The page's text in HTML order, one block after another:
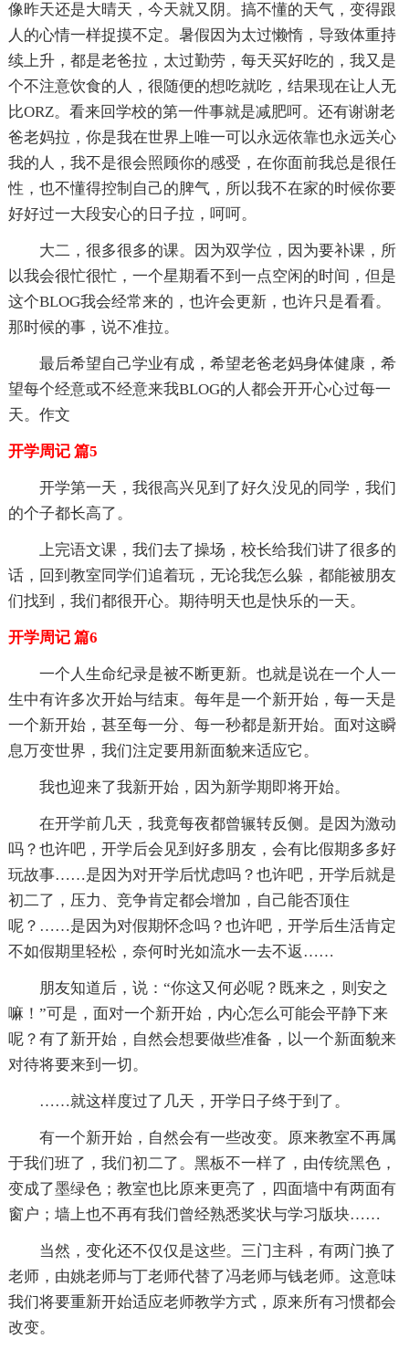
像昨天还是大晴天，今天就又阴。搞不懂的天气，变得跟
人的心情一样捉摸不定。暑假因为太过懒惰，导致体重持
续上升，都是老爸拉，太过勤劳，每天买好吃的，我又是
个不注意饮食的人，很随便的想吃就吃，结果现在让人无
比ORZ。看来回学校的第一件事就是减肥呵。还有谢谢老
爸老妈拉，你是我在世界上唯一可以永远依靠也永远关心
我的人，我不是很会照顾你的感受，在你面前我总是很任
性，也不懂得控制自己的脾气，所以我不在家的时候你要
好好过一大段安心的日子拉，呵呵。
大二，很多很多的课。因为双学位，因为要补课，所
以我会很忙很忙，一个星期看不到一点空闲的时间，但是
这个BLOG我会经常来的，也许会更新，也许只是看看。
那时候的事，说不准拉。
最后希望自己学业有成，希望老爸老妈身体健康，希
望每个经意或不经意来我BLOG的人都会开开心心过每一
天。作文
开学周记 篇5
开学第一天，我很高兴见到了好久没见的同学，我们
的个子都长高了。
上完语文课，我们去了操场，校长给我们讲了很多的
话，回到教室同学们追着玩，无论我怎么躲，都能被朋友
们找到，我们都很开心。期待明天也是快乐的一天。
开学周记 篇6
一个人生命纪录是被不断更新。也就是说在一个人一
生中有许多次开始与结束。每年是一个新开始，每一天是
一个新开始，甚至每一分、每一秒都是新开始。面对这瞬
息万变世界，我们注定要用新面貌来适应它。
我也迎来了我新开始，因为新学期即将开始。
在开学前几天，我竟每夜都曾辗转反侧。是因为激动
吗？也许吧，开学后会见到好多朋友，会有比假期多多好
玩故事……是因为对开学后忧虑吗？也许吧，开学后就是
初二了，压力、竞争肯定都会增加，自己能否顶住
呢？……是因为对假期怀念吗？也许吧，开学后生活肯定
不如假期里轻松，奈何时光如流水一去不返……
朋友知道后，说：“你这又何必呢？既来之，则安之
嘛！”可是，面对一个新开始，内心怎么可能会平静下来
呢？有了新开始，自然会想要做些准备，以一个新面貌来
对待将要来到一切。
……就这样度过了几天，开学日子终于到了。
有一个新开始，自然会有一些改变。原来教室不再属
于我们班了，我们初二了。黑板不一样了，由传统黑色，
变成了墨绿色；教室也比原来更亮了，四面墙中有两面有
窗户；墙上也不再有我们曾经熟悉奖状与学习版块……
当然，变化还不仅仅是这些。三门主科，有两门换了
老师，由姚老师与丁老师代替了冯老师与钱老师。这意味
我们将要重新开始适应老师教学方式，原来所有习惯都会
改变。